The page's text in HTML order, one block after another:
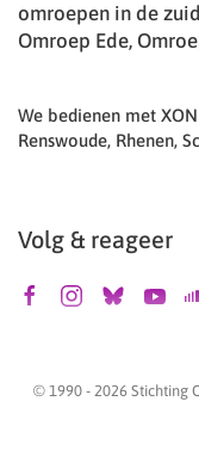
omroepen in de
Omroep Ede,
We bedienen met
Renswoude, Rhenen,
Volg & reageer
© 1990 - 2026 Stichting